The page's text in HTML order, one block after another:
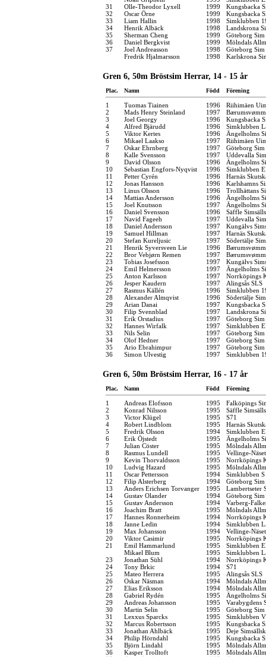
31
Olle-Theodor Lyxell 1999
Kungsbacka
32
Oscar Örne 1999
Kungsbacka
33
Liam Hallin 1998
Simklubben
34
Henrik Albäck 1998
Landskrona
35
Sherman Cheng 1999
Göteborg Sim
36
Daniel Bergkvist 1999
Mölndals
37
Joel Andreasson 1998
Göteborg Sim
Fredrik Hjalmarsson
1998 Karlskrona
Gren 6, 50m Bröstsim Herrar, 14 - 15 år
Plac. Namn Född Förening
1 Tuomas Tiainen 1996
Riihimäen
2
Mads Henry Steinland 1997
3
Joel Georgy 1996
Kungsbacka
4
Alfred Bjärudd 1996
Simklubben
5
Viktor Kertes 1996
Ängelholms
6
Mikael Laakso 1997
Riihimäen
7
Oskar Ehrnberg 1997
Göteborg Sim
8
Kalle Svensson 1997
Uddevalla Sim
9
David Olsson 1996
Ängelholms
10
Sebastian Engfors-Nyqvist 1996
Simklubben
11
Petter Cyrén 1996
Harnäs
12
Jonas Hansson 1996
Karlshamns
13
Linus Olsson 1996
Trollhättans
14
Mattias Andersson 1996
Ängelholms
15
Joel Knutsson 1997
Ängelholms
16
Daniel Svensson 1996
Säffle
17
Navid Fageeh 1997
Uddevalla Sim
18
Daniel Andersson 1997
Kungälvs
19
Samuel Hillman 1997
Harnäs
20
Stefan Kureljusic 1997
Södertälje
21
Henrik Syversveen Lie 1996
22
Bror Vebjørn Remen 1997
23
Tobias Josefsson 1997
Kungälvs
24
Emil Helmersson 1997
Ängelholms
25
Anton Karlsson 1997
Norrköpings
26
Jesper Kaudern 1997
Alingsås SLS
27
Rasmus Källén 1996
Simklubben
28
Alexander Almqvist 1996
Södertälje
29
Arian Danai 1997
Kungsbacka
30
Filip Svennblad 1997
Landskrona
31
Erik Orstadius 1997
Göteborg Sim
32
Hannes Wirfalk 1997
Simklubben
33
Nils Selin 1997
Göteborg Sim
34
Olof Hedner 1997
Göteborg Sim
35
Ario Ebrahimpur 1997
Göteborg Sim
36
Simon Ulvestig 1997 Simklubben
Gren 6, 50m Bröstsim Herrar, 16 - 17 år
Plac. Namn Född Förening
1 Andreas Elofsson 1995
Falköpings
2
Konrad Nilsson 1995
Säffle
3
Victor Klügel 1995
S71
4
Robert Lindblom 1995
Harnäs
5
Fredrik Olsson 1994
Simklubben
6
Erik Öjstedt 1995
Ängelholms
7
Julian Cöster 1995
Mölndals
8
Rasmus Lundell 1995
Vellinge-
9
Kevin Thorvaldsson 1995
Norrköpings
10
Ludvig Hazard 1995
Mölndals
11
Oscar Pettersson 1994
Simklubben
12
Filip Alsterberg 1994
Göteborg Sim
13
Anders Erichsen Torvanger 1995
Lambertseter
14
Gustav Olander 1994
Göteborg Sim
15
Gustav Andersson 1994
Varberg-
16
Joachim Bratt 1995
Mölndals
17
Hannes Ronnerheim 1994
Norrköpings
18
Janne Ledin 1994
Simklubben
19
Max Johansson 1994
Vellinge-
20
Viktor Casimir 1995
Norrköpings
21
Emil Hammarlund 1995
Simklubben
Mikael Blum
1995
Simklubben
23
Jonathan Sühl 1994
Norrköpings
24
Tony Brkic 1994
S71
25
Mateo Herrera 1995
Alingsås SLS
26
Oskar Näsman 1994
Mölndals
27
Elias Eriksson 1994
Mölndals
28
Gabriel Rydén 1995
Ängelholms
29
Andreas Johansson 1995
Varabygdens
30
Martin Selin 1995
Göteborg Sim
31
Lexxus Sparcks 1995
Simklubben
32
Marcus Robertsson 1995
Kungsbacka
33
Jonathan Ahlbäck 1995
Deje
34
Philip Hörndahl 1995
Kungsbacka
35
Björn Lindahl 1995
Mölndals
36
Kasper Trolltoft 1995
Mölndals